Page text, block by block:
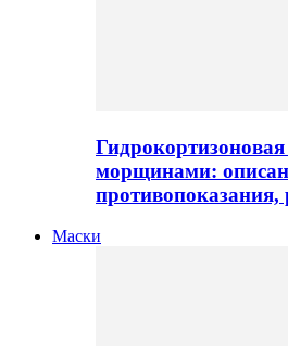
морщинами:
противопоказания,
Маски